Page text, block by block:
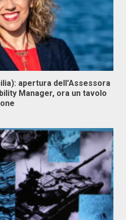
apertura dell’Assessora
Manager, ora un tavolo